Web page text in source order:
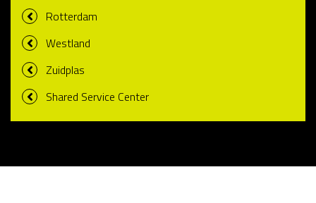
Rotterdam
Westland
Zuidplas
Shared Service Center